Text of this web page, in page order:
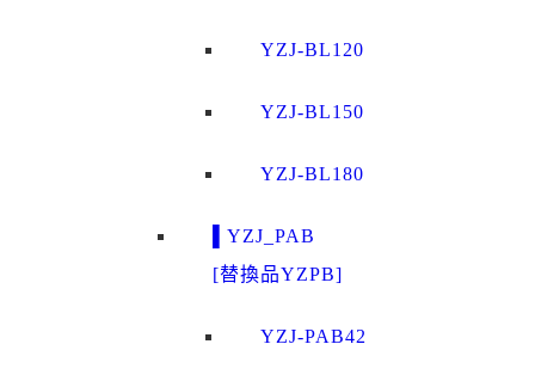
YZJ-BL120
YZJ-BL150
YZJ-BL180
▌YZJ_PAB
[替換品YZPB]
YZJ-PAB42